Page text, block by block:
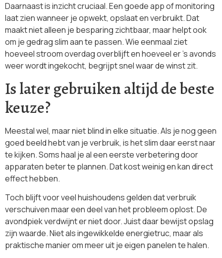
Daarnaast is inzicht cruciaal. Een goede app of monitoring
laat zien wanneer je opwekt, opslaat en verbruikt. Dat
maakt niet alleen je besparing zichtbaar, maar helpt ook
om je gedrag slim aan te passen. Wie eenmaal ziet
hoeveel stroom overdag overblijft en hoeveel er ’s avonds
weer wordt ingekocht, begrijpt snel waar de winst zit.
Is later gebruiken altijd de beste
keuze?
Meestal wel, maar niet blind in elke situatie. Als je nog geen
goed beeld hebt van je verbruik, is het slim daar eerst naar
te kijken. Soms haal je al een eerste verbetering door
apparaten beter te plannen. Dat kost weinig en kan direct
effect hebben.
Toch blijft voor veel huishoudens gelden dat verbruik
verschuiven maar een deel van het probleem oplost. De
avondpiek verdwijnt er niet door. Juist daar bewijst opslag
zijn waarde. Niet als ingewikkelde energietruc, maar als
praktische manier om meer uit je eigen panelen te halen.